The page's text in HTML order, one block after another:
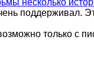
поддерживал.
только с